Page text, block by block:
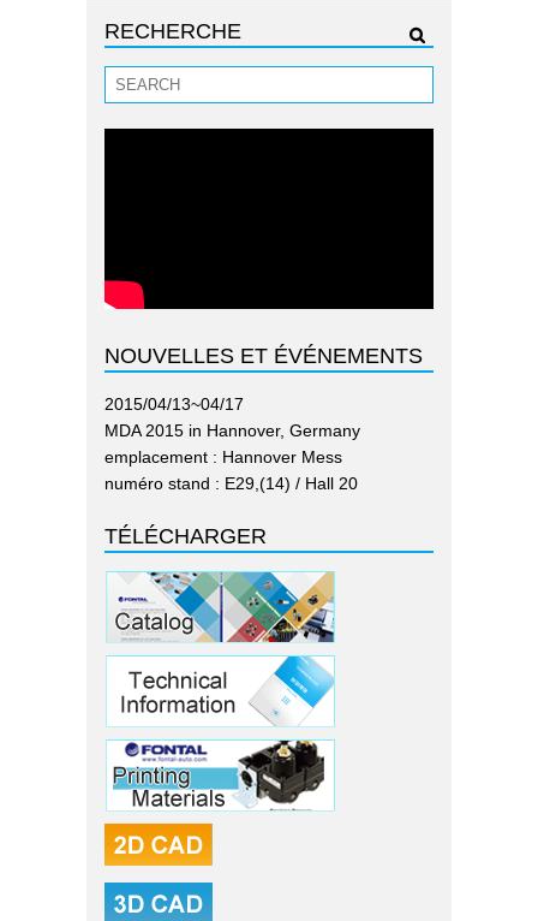
RECHERCHE
NOUVELLES ET ÉVÉNEMENTS
2015/04/13~04/17
MDA 2015 in Hannover, Germany
emplacement : Hannover Mess
numéro stand : E29,(14) / Hall 20
TÉLÉCHARGER